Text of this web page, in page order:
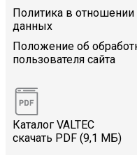
Политика в
данных
Положение об
пользователя сайта
Каталог VALTEC
скачать PDF (9,1 МБ)